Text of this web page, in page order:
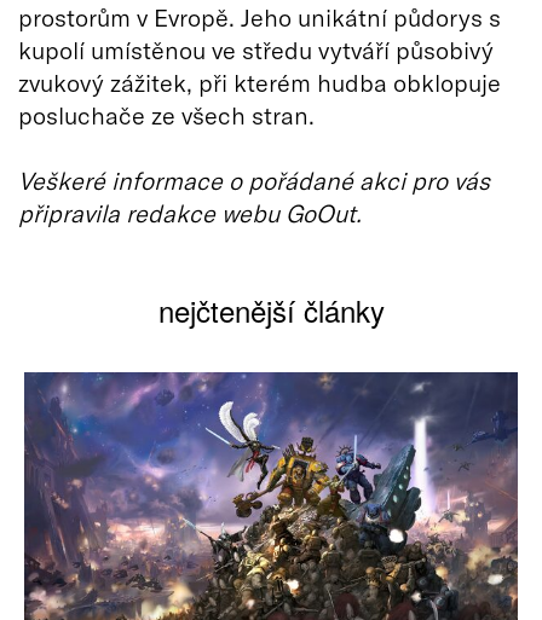
prostorům v Evropě. Jeho unikátní půdorys s
kupolí umístěnou ve středu vytváří působivý
zvukový zážitek, při kterém hudba obklopuje
posluchače ze všech stran.
Veškeré informace o pořádané akci pro vás
připravila redakce webu GoOut.
nejčtenější články